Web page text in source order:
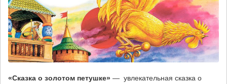
«Сказка о золотом петушке» — увлекательная сказка о